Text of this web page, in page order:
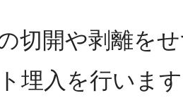
切開や剥離を
埋入を行いま